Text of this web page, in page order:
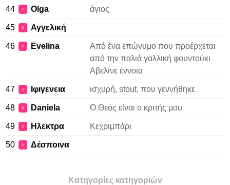
44 ♀ Olga άγιος
45 ♀ Αγγελική
46 ♀ Evelina
Από ένα επώνυμο που προέρχεται
από την παλιά γαλλική φουντούκι
Αβελίνε έννοια
47 ♀ Ιφιγενεια ισχυρή, stout, που γεννήθηκε
48 ♀ Daniela Ο Θεός είναι ο κριτής μου
49 ♀ Ηλεκτρα Κεχριμπάρι
50 ♀ Δέσποινα
Κατηγορίες κατηγοριών